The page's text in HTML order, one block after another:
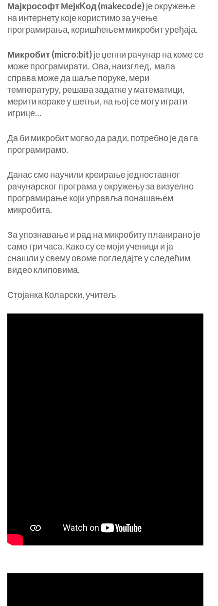
Мајкрософт МејкKод (makecode)је окружење
на интернету које користимо за учење
програмирања, коришћењем микробит уређаја.
Микробит (micro:bit)је џепни рачунар на коме се
може програмирати. Ова, наизглед, мала
справа може да шаље поруке, мери
температуру, решава задатке у математици,
мерити кораке у шетњи, на њој се могу играти
игрице…
Да би микробит могао да ради, потребно је да га
програмирамо.
Данас смо научили креирање једноставног
рачунарског програма у окружењу за визуелно
програмирање који управља понашањем
микробита.
За упознавање и рад на микробиту планирано је
само три часа. Како су се моји ученици и ја
снашли у свему овоме погледајте у следећим
видео клиповима.
Стојанка Коларски, учитељ